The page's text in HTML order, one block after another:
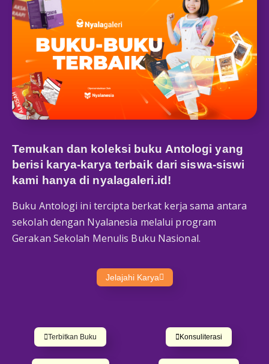
Temukan dan koleksi buku Antologi yang
berisi karya-karya terbaik dari siswa-siswi
kami hanya di nyalagaleri.id !
Buku Antologi ini tercipta berkat kerja sama antara
sekolah dengan Nyalanesia melalui program
Gerakan Sekolah Menulis Buku Nasional.
Jelajahi Karya
Terbitkan Buku Konsuliterasi